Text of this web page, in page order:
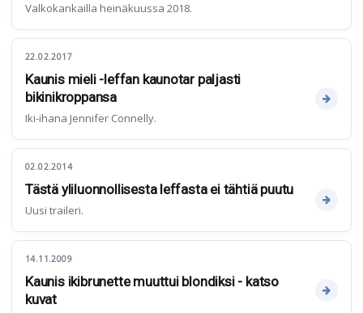
Valkokankailla heinäkuussa 2018.
22.02.2017
Kaunis mieli -leffan kaunotar paljasti
bikinikroppansa
Iki-ihana Jennifer Connelly.
02.02.2014
Tästä yliluonnollisesta leffasta ei tähtiä puutu
Uusi traileri.
14.11.2009
Kaunis ikibrunette muuttui blondiksi - katso
kuvat